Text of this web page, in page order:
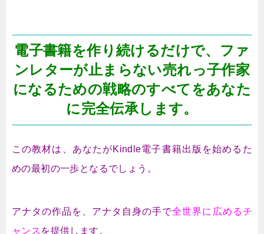
電子書籍を作り続けるだけで、ファ
ンレターが止まらない売れっ子作家
になるための戦略のすべてをあなた
に完全伝承します。
この教材は、あなたがKindle電子書籍出版を始めるた
めの最初の一歩となるでしょう。
アナタの作品を、アナタ自身の手で全世界に広めるチ
ャンス を提供します。